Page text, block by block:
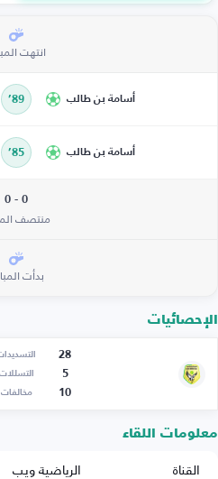
انتهت
أسامة بن طالب 89’
أسامة بن طالب 85’
0 - 0
منتصف
بدأت
الإحصائيات
28
5
التسللات
10
مخالفات
معلومات اللقاء
القناة الرياضية ويب